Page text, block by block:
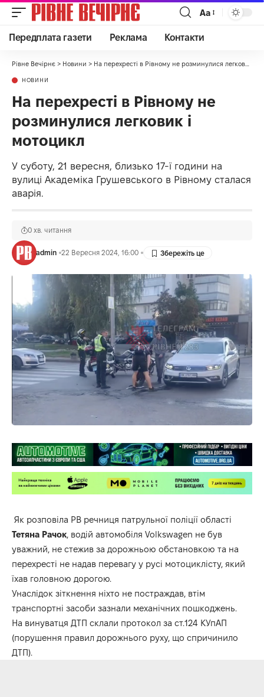
Аа
Передплата газети Реклама Контакти
Рівне Вечірнє > Новини > На перехресті в Рівному не розминулися легковик і мотоцикл
НОВИНИ
На перехресті в Рівному не
розминулися легковик і
мотоцикл
У суботу, 21 вересня, близько 17-ї години на
вулиці Академіка Грушевського в Рівному сталася
аварія.
admin 22 Вересня 2024, 16:00
0 хв. читання
Як розповіла РВ речниця патрульної поліції області
Тетяна Рачок, водій автомобіля Volkswagen не був
уважний, не стежив за дорожньою обстановкою та на
перехресті не надав перевагу у русі мотоциклісту, який
їхав головною дорогою.
Унаслідок зіткнення ніхто не постраждав, втім
транспортні засоби зазнали механічних пошкоджень.
На винуватця ДТП склали протокол за ст.124 КУпАП
(порушення правил дорожнього руху, що спричинило
ДТП).